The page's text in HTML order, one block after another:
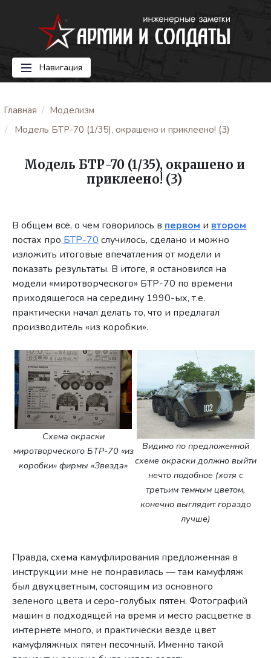
Навигация
Главная
Моделизм
Модель БТР-70 (1/35), окрашено и приклеено! (3)
Модель БТР-70 (1/35), окрашено и
приклеено! (3)
В общем всё, о чем говорилось впервом ивтором
постах проБТР-70случилось, сделано и можно
изложить итоговые впечатления от модели и
показать результаты. В итоге, я остановился на
модели «миротворческого» БТР-70 по времени
приходящегося на середину 1990-ых, т.е.
практически начал делать то, что и предлагал
производитель «из коробки».
Схема окраски
миротворческого БТР-70 «из
коробки» фирмы «Звезда»
Видимо по предложенной
схеме окраски должно выйти
нечто подобное (хотя с
третьим темным цветом,
конечно выглядит гораздо
лучше)
Правда, схема камуфлирования предложенная в
инструкции мне не понравилась — там камуфляж
был двухцветным, состоящим из основного
зеленого цвета и серо-голубых пятен. Фотографий
машин в подходящей на время и место расцветке в
интернете много, и практически везде цвет
камуфляжных пятен песочный. Именно такой